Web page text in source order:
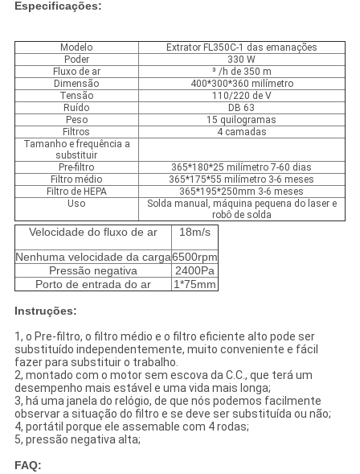
Especificações:
Modelo
Extrator FL350C-1 das emanações
Poder
330 W
Fluxo de ar
³ /h de 350 m
Dimensão
400*300*360 milímetro
Tensão
110/220 de V
Ruído
DB 63
Peso
15 quilogramas
Filtros
4 camadas
Tamanho e frequência a
substituir
Pre-filtro
365*180*25 milímetro 7-60 dias
Filtro médio
365*175*55 milímetro 3-6 meses
Filtro de HEPA
365*195*250mm 3-6 meses
Uso
Solda manual, máquina pequena do laser e
robô de solda
Velocidade do fluxo de ar
18m/s
Nenhuma velocidade da carga6500rpm
Pressão negativa
2400Pa
Porto de entrada do ar
1*75mm
Instruções:
1, o Pre-filtro, o filtro médio e o filtro eficiente alto pode ser
substituído independentemente, muito conveniente e fácil
fazer para substituir o trabalho.
2, montado com o motor sem escova da C.C., que terá um
desempenho mais estável e uma vida mais longa;
3, há uma janela do relógio, de que nós podemos facilmente
observar a situação do filtro e se deve ser substituída ou não;
4, portátil porque ele assemable com 4 rodas;
5, pressão negativa alta;
FAQ: